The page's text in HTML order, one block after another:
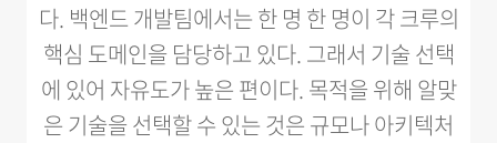
다. 백엔드 개발팀에서는 한 명 한 명이 각 크루의
핵심 도메인을 담당하고 있다. 그래서 기술 선택
에 있어 자유도가 높은 편이다. 목적을 위해 알맞
은 기술을 선택할 수 있는 것은 규모나 아키텍처